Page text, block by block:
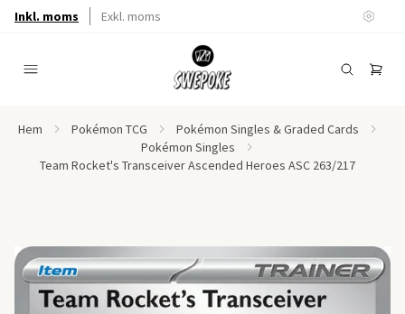
Inkl. moms Exkl. moms
Hem Pokémon TCG
Pokémon Singles & Graded Cards
Pokémon Singles
Team Rocket's Transceiver Ascended Heroes ASC 263/217